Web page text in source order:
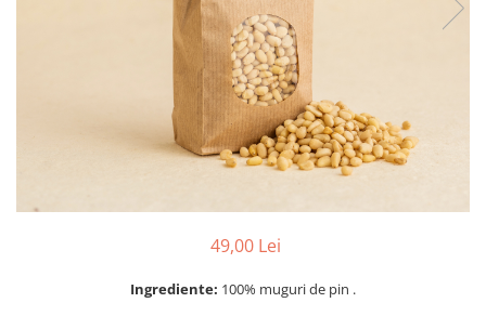
REMEDII NATURISTE
49,00 Lei
Ingrediente: 100% muguri de pin .